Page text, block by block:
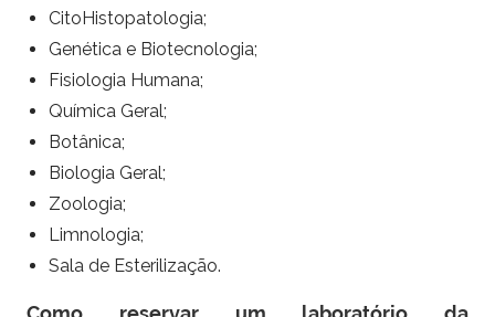
CitoHistopatologia;
Genética e Biotecnologia;
Fisiologia Humana;
Química Geral;
Botânica;
Biologia Geral;
Zoologia;
Limnologia;
Sala de Esterilização.